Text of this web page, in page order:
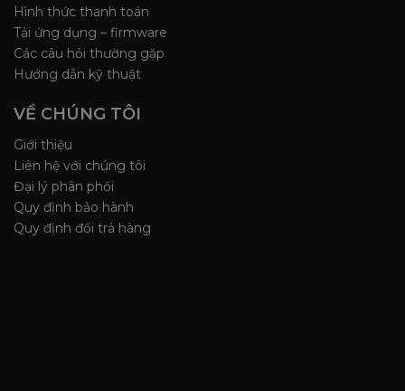
Hình thức thanh toán
Tải ứng dụng – firmware
Các câu hỏi thường gặp
Hướng dẫn kỹ thuật
VỀ CHÚNG TÔI
Giới thiệu
Liên hệ với chúng tôi
Đại lý phân phối
Quy định bảo hành
Quy định đổi trả hàng